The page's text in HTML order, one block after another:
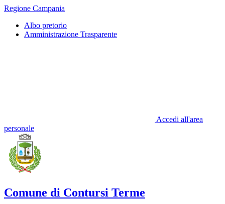
Regione Campania
Albo pretorio
Amministrazione Trasparente
Accedi all'area
personale
Comune di Contursi Terme